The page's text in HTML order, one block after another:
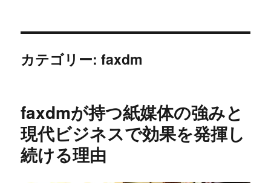
カテゴリー:faxdm
faxdmが持つ紙媒体の強みと
現代ビジネスで効果を発揮し
続ける理由